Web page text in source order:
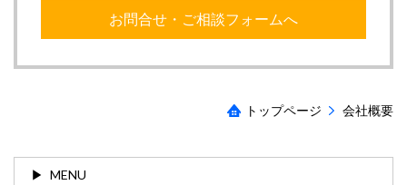
お問合せ・ご相談フォームへ
トップページ 会社概要
MENU